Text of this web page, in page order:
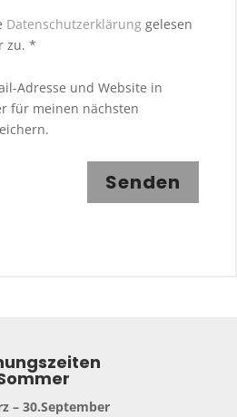
Datenschutzerklärunggelesen
zu. *
Adresse und Website in
für meinen nächsten
Senden
– 30.September